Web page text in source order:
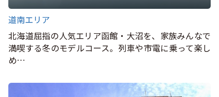
道南エリア
北海道屈指の人気エリア函館・大沼を、家族みんなで
満喫する冬のモデルコース。列車や市電に乗って楽し
め…